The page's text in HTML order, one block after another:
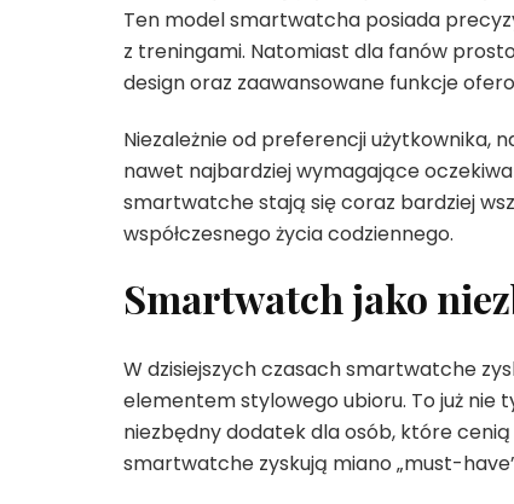
Ten model smartwatcha posiada
z treningami. Natomiast dla fanów
design oraz zaawansowane funkcje
Niezależnie od preferencji użytkownika,
nawet najbardziej wymagające
smartwatche stają się coraz bardziej
współczesnego życia codziennego.
Smartwatch jako
W dzisiejszych czasach smartwatche
elementem stylowego ubioru. To już nie
niezbędny dodatek dla osób, które
smartwatche zyskują miano „must-